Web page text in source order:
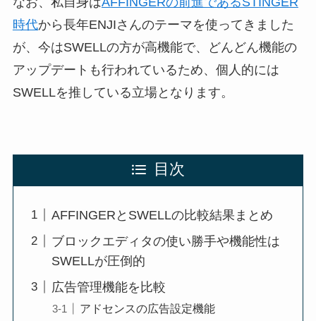
時代から長年ENJIさんのテーマを使ってきました
が、今はSWELLの方が高機能で、どんどん機能の
アップデートも行われているため、個人的には
SWELLを推している立場となります。
目次
AFFINGERとSWELLの比較結果まとめ
ブロックエディタの使い勝手や機能性は
SWELLが圧倒的
広告管理機能を比較
アドセンスの広告設定機能